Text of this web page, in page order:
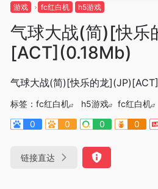
游戏 fc红白机 h5游戏
气球大战(简)[快乐
[ACT](0.18Mb)
气球大战(简)[快乐的龙
标签： fc红白机 h5游戏 fc红白机
0
0 0 0
链接直达